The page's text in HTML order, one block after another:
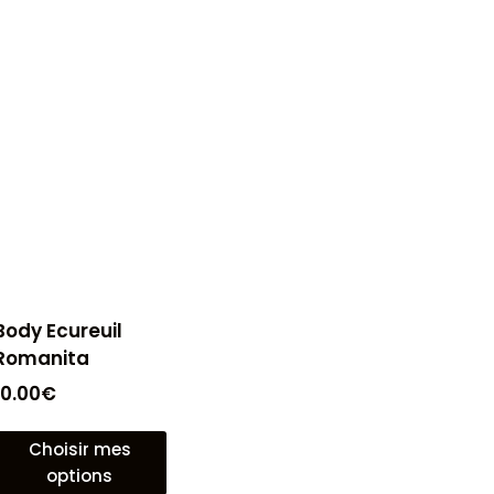
Ecureuil
€
Choisir mes
options